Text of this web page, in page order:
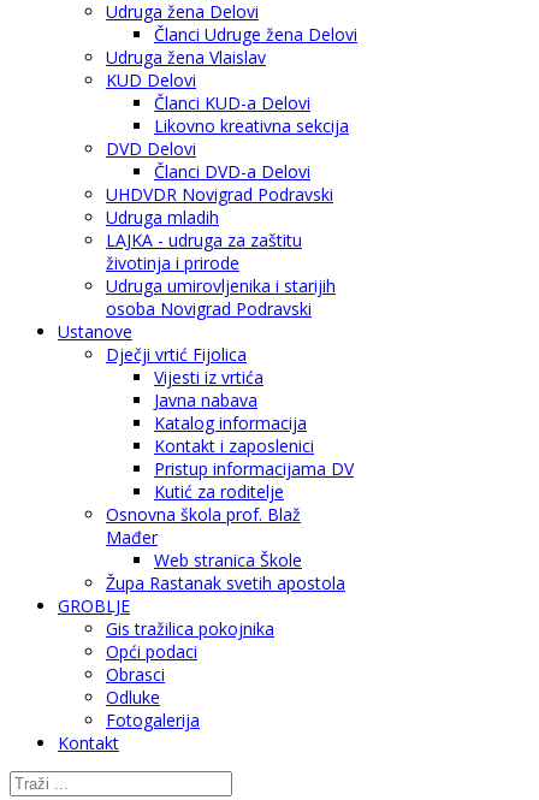
Udruga žena Delovi
Članci Udruge žena Delovi
Udruga žena Vlaislav
KUD Delovi
Članci KUD-a Delovi
Likovno kreativna sekcija
DVD Delovi
Članci DVD-a Delovi
UHDVDR Novigrad Podravski
Udruga mladih
LAJKA - udruga za zaštitu
životinja i prirode
Udruga umirovljenika i starijih
osoba Novigrad Podravski
Ustanove
Dječji vrtić Fijolica
Vijesti iz vrtića
Javna nabava
Katalog informacija
Kontakt i zaposlenici
Pristup informacijama DV
Kutić za roditelje
Osnovna škola prof. Blaž
Mađer
Web stranica Škole
Župa Rastanak svetih apostola
GROBLJE
Gis tražilica pokojnika
Opći podaci
Obrasci
Odluke
Fotogalerija
Kontakt